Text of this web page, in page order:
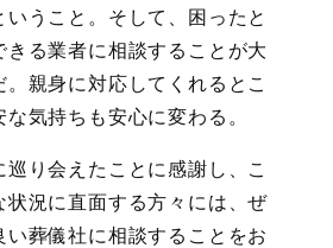
うこと。そして、困ったと
きる業者に相談することが大
親身に対応してくれるとこ
気持ちも安心に変わる。
巡り会えたことに感謝し、こ
状況に直面する方々には、ぜ
い葬儀社に相談することをお